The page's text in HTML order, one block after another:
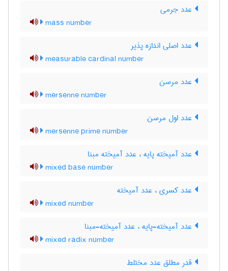
عدد جرمی
mass number
عدد اصلی اندازه پذیر
measurable cardinal number
عدد مرسن
mersenne number
عدد اول مرسن
mersenne prime number
عدد آمیخته پایه ، عدد آمیخته مبنا
mixed base number
عدد کسری ، عدد آمیخته
mixed number
عدد آمیخته-پایه ، عدد آمیخته-مبنا
mixed radix number
قدر مطلق عدد مختلط